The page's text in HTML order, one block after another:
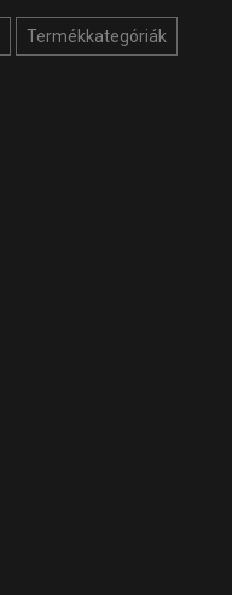
Termékkategóriák